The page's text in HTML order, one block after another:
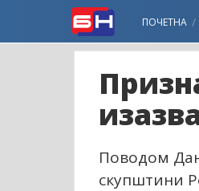
ПОЧЕТНА
Поводом
скупштини